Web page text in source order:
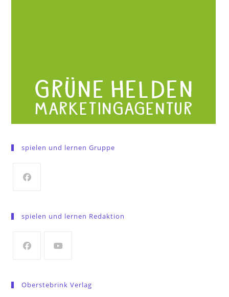
spielen und lernen Gruppe
a
tab
spielen und lernen Redaktion
a
Oberstebrink Verlag